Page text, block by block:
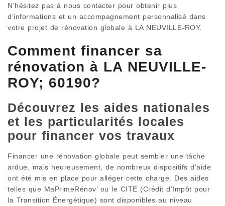
N’hésitez pas à nous contacter pour obtenir plus
d’informations et un accompagnement personnalisé dans
votre projet de rénovation globale à LA NEUVILLE-ROY.
Comment financer sa
rénovation à LA NEUVILLE-
ROY; 60190?
Découvrez les aides nationales
et les particularités locales
pour financer vos travaux
Financer une rénovation globale peut sembler une tâche
ardue, mais heureusement, de nombreux dispositifs d’aide
ont été mis en place pour alléger cette charge. Des aides
telles que MaPrimeRénov’ ou le CITE (Crédit d’Impôt pour
la Transition Énergétique) sont disponibles au niveau